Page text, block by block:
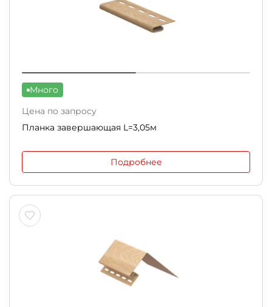
Много
Цена по запросу
Планка завершающая L=3,05м
Подробнее